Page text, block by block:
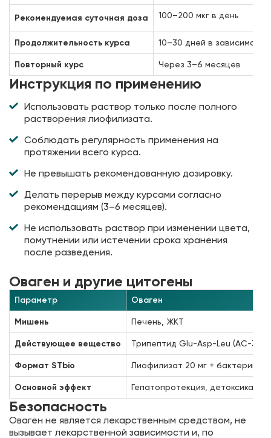
Рекомендуемая суточная доза 100–200 мкг в день
Продолжительность курса 10–30 дней в
Повторный курс Через 3–6 месяцев
Инструкция по применению
Использовать раствор только после полного
растворения лиофилизата.
Соблюдать регулярность применения на
протяжении всего курса.
Не превышать рекомендованную дозировку.
Делать перерыв между курсами согласно
рекомендациям (3–6 месяцев).
Не использовать раствор при изменении цвета,
помутнении или истечении срока хранения
после разведения.
Оваген и другие цитогены
Параметр Оваген
Мишень Печень, ЖКТ
Действующее вещество Трипептид Glu-Asp-Leu (АС-3)
Формат STbio Лиофилизат 20 мг +
Основной эффект Гепатопротекция, детоксикация
Безопасность
Оваген не является лекарственным средством, не
вызывает лекарственной зависимости и, по